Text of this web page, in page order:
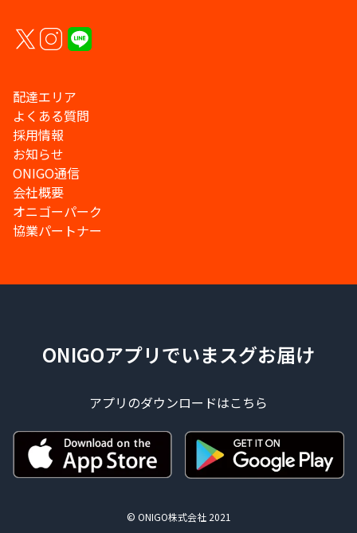
配達エリア
よくある質問
採用情報
お知らせ
ONIGO通信
会社概要
オニゴーパーク
協業パートナー
ONIGOアプリでいまスグお届け
アプリのダウンロードはこちら
© ONIGO株式会社 2021